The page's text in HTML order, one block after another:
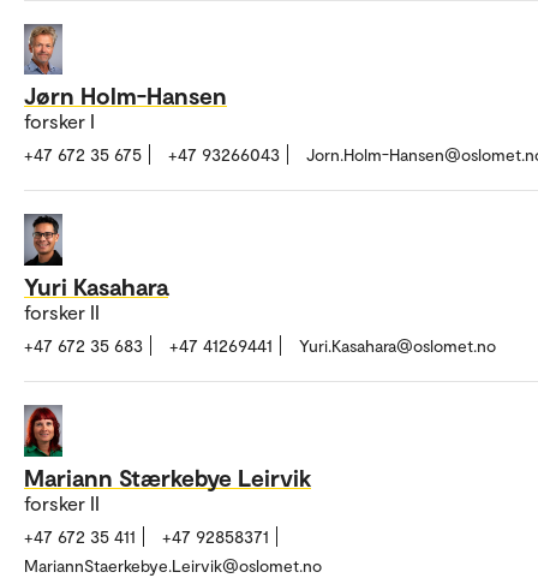
Jørn Holm-Hansen
forsker I
+47 672 35 675 +47 93266043 Jorn.Holm-
Yuri Kasahara
forsker II
+47 672 35 683 +47 41269441 Yuri.Kasahara@oslomet.no
Mariann Stærkebye Leirvik
forsker II
+47 672 35 411
+47 92858371
MariannStaerkebye.Leirvik@oslomet.no